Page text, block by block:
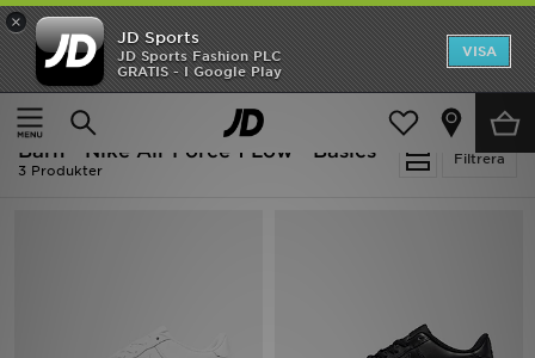
×
JD Sports
JD Sports Fashion PLC
GRATIS - I Google Play
VISA
Ny termin, ny stil Essentials för skolstarten
Hem
Barn
Filtrera
Barn - Nike Air Force 1 Low - Basics
3 Produkter
Hem
Rea
Nyheter